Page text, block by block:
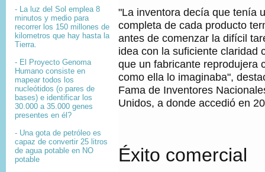
- La luz del Sol emplea 8
minutos y medio para
recorrer los 150 millones de
kilometros que hay hasta la
Tierra.
- El
Proyecto Genoma
Humano consiste en
mapear todos los
nucleótidos (o pares de
bases) e identificar los
30.000 a 35.000 genes
presentes en él?
- Una gota de petróleo es
capaz de convertir 25 litros
de agua potable en NO
potable
"La inventora decía que tenía
completa de cada producto
antes de comenzar la difícil
idea con la suficiente claridad
que un fabricante reprodujera
como ella lo imaginaba",
Fama de Inventores
Unidos, a donde accedió en
Éxito comercial